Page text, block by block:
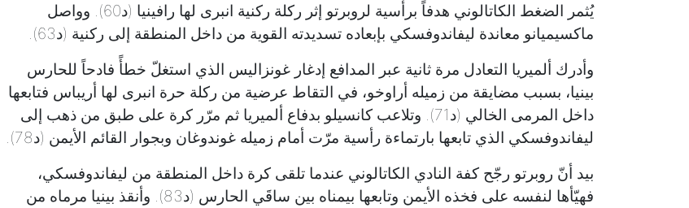
يُثمر الضغط الكاتالوني هدفاً برأسية لروبرتو إثر ركلة ركنية انبرى لها رافينيا (د60). وواصل
ماكسيميانو معاندة ليفاندوفسكي بإبعاده تسديدته القوية من داخل المنطقة إلى ركنية (د63).
وأدرك ألميريا التعادل مرة ثانية عبر المدافع إدغار غونزاليس الذي استغلّ خطأً فادحاً للحارس
بينيا، بسبب مضايقة من زميله أراوخو، في التقاط عرضية من ركلة حرة انبرى لها أريباس فتابعها
داخل المرمى الخالي (د71). وتلاعب كانسيلو بدفاع ألميريا ثم مرّر كرة على طبق من ذهب إلى
ليفاندوفسكي الذي تابعها بارتماءة رأسية مرّت أمام زميله غوندوغان وبجوار القائم الأيمن (د78).
بيد أنّ روبرتو رجّح كفة النادي الكاتالوني عندما تلقى كرة داخل المنطقة من ليفاندوفسكي،
فهيّأها لنفسه على فخذه الأيمن وتابعها بيمناه بين ساقَي الحارس (د83). وأنقذ بينيا مرماه من